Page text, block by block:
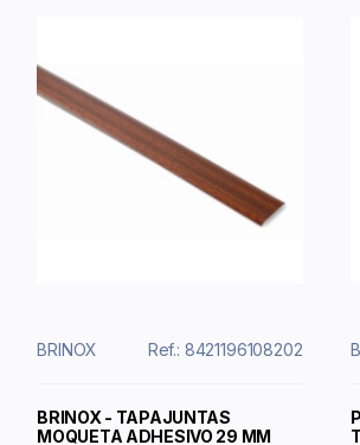
BRINOX Ref.: 8421196108202
BRINOX - TAPAJUNTAS
MOQUETA ADHESIVO 29 MM